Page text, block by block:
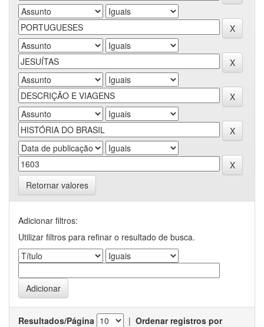
Retornar valores
Adicionar filtros:
Utilizar filtros para refinar o resultado de busca.
Resultados/Página | Ordenar registros por